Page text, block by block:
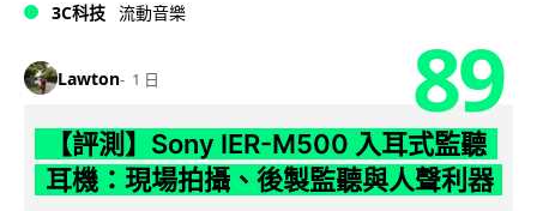
3C科技 流動音樂
Lawton 1 日 89
【評測】Sony IER-M500 入耳式監聽
耳機：現場拍攝、後製監聽與人聲利器